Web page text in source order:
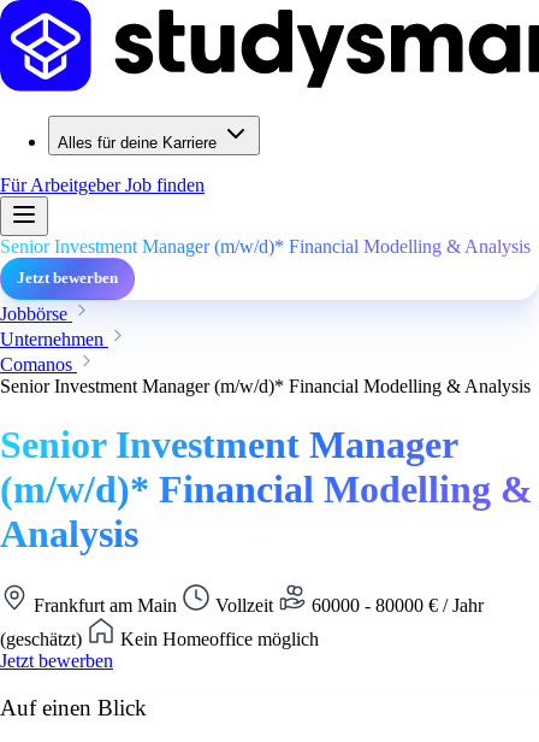
Alles für deine Karriere
Für ArbeitgeberJob finden
Senior Investment Manager (m/w/d)* Financial Modelling & Analysis
Jetzt bewerben
Jobbörse
Unternehmen
Comanos
Senior Investment Manager (m/w/d)* Financial Modelling & Analysis
Senior Investment Manager
(m/w/d)* Financial Modelling &
Analysis
Frankfurt am Main Vollzeit
60000 - 80000 € / Jahr
(geschätzt)
Kein Homeoffice möglich
Jetzt bewerben
Auf einen Blick